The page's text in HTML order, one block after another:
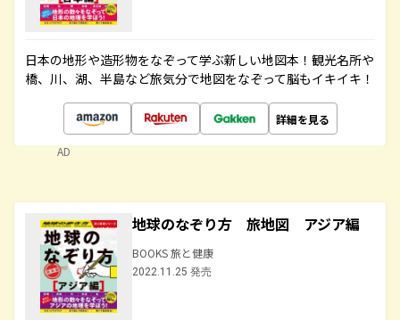
日本の地形や造形物をなぞって学ぶ新しい地図本！観光名所や
橋、川、湖、半島など旅気分で地図をなぞって脳もイキイキ！
詳細を見る
AD
地球のなぞり方 旅地図 アジア編
BOOKS 旅と健康
2022.11.25 発売